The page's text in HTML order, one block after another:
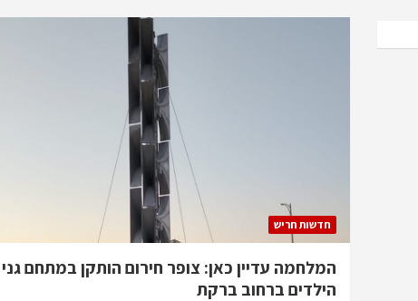
חדשות חריש
המלחמה עדיין כאן: צופר חירום הותקן במתחם גני
הילדים ברחוב ברקת